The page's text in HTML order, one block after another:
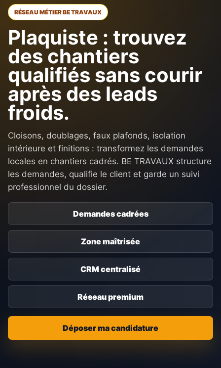
RÉSEAU MÉTIER BE TRAVAUX
Plaquiste : trouvez
des chantiers
qualifiés sans courir
après des leads
froids.
Cloisons, doublages, faux plafonds, isolation
intérieure et finitions : transformez les demandes
locales en chantiers cadrés. BE TRAVAUX structure
les demandes, qualifie le client et garde un suivi
professionnel du dossier.
Demandes cadrées
Zone maîtrisée
CRM centralisé
Réseau premium
Déposer ma candidature